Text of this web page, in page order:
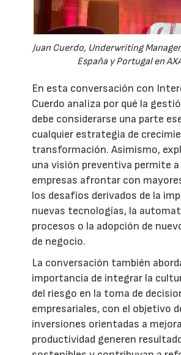
Juan Cuerdo, Underwriting
España y Portugal en
En esta conversación con
Cuerdo analiza por qué la
debe considerarse una parte
cualquier estrategia de
transformación. Asimismo,
una visión preventiva permite a
empresas afrontar con
los desafíos derivados de la
nuevas tecnologías, la
procesos o la adopción de
de negocio.
La conversación también
importancia de integrar la
del riesgo en la toma de
empresariales, con el objetivo
inversiones orientadas a
productividad generen